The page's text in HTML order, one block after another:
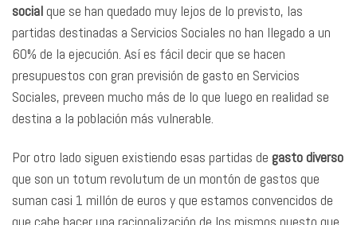
socialque se han quedado muy lejos de lo previsto, las
partidas destinadas a Servicios Sociales no han llegado a un
60% de la ejecución. Así es fácil decir que se hacen
presupuestos con gran previsión de gasto en Servicios
Sociales, preveen mucho más de lo que luego en realidad se
destina a la población más vulnerable.
Por otro lado siguen existiendo esas partidas de gasto diverso
que son un totum revolutum de un montón de gastos que
suman casi 1 millón de euros y que estamos convencidos de